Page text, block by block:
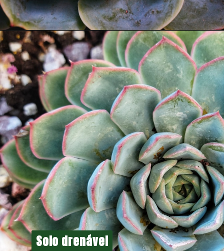
Solo drenável
Solo drenável